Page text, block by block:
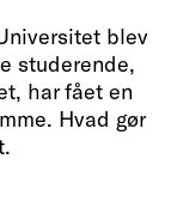
blev
studerende,
har fået en
Hvad gør